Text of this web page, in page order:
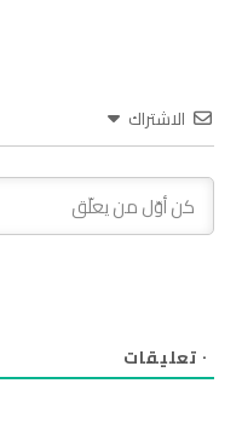
الاشتراك
٠ تعليقات